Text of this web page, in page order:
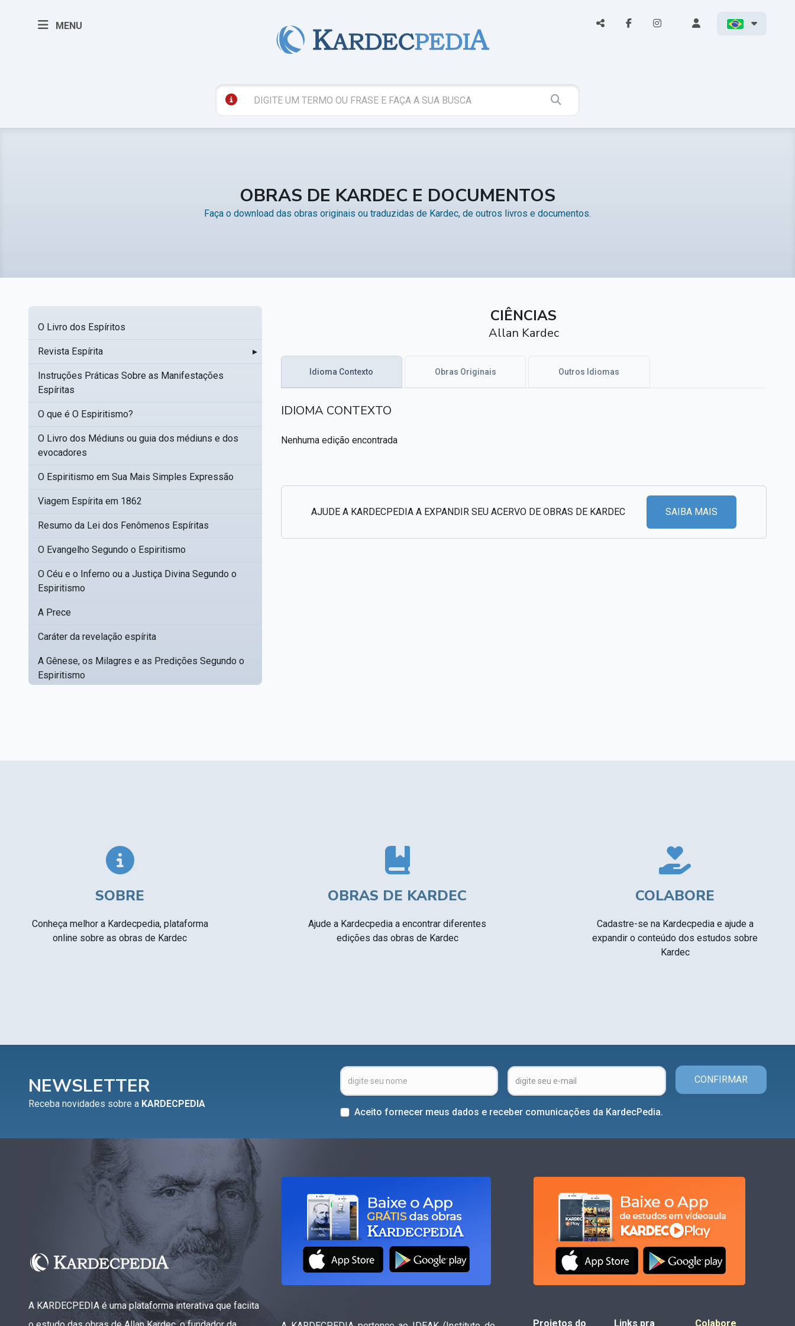
MENU
OBRAS DE KARDEC E DOCUMENTOS
Faça o download das obras originais ou traduzidas de Kardec, de outros livros e documentos.
O Livro dos Espíritos
Revista Espírita ▸
Instruções Práticas Sobre as Manifestações
Espíritas
O que é O Espiritismo?
O Livro dos Médiuns ou guia dos médiuns e dos
evocadores
O Espiritismo em Sua Mais Simples Expressão
Viagem Espírita em 1862
Resumo da Lei dos Fenômenos Espíritas
O Evangelho Segundo o Espiritismo
O Céu e o Inferno ou a Justiça Divina Segundo o
Espiritismo
A Prece
Caráter da revelação espírita
A Gênese, os Milagres e as Predições Segundo o
Espiritismo
CIÊNCIAS
Allan Kardec
Idioma Contexto Obras Originais Outros Idiomas
IDIOMA CONTEXTO
Nenhuma edição encontrada
AJUDE A KARDECPEDIA A EXPANDIR SEU ACERVO DE OBRAS DE KARDEC SAIBA MAIS
SOBRE
Conheça melhor a Kardecpedia, plataforma
online sobre as obras de Kardec
OBRAS DE KARDEC
Ajude a Kardecpedia a encontrar diferentes
edições das obras de Kardec
COLABORE
Cadastre-se na Kardecpedia e ajude a
expandir o conteúdo dos estudos sobre
Kardec
NEWSLETTER
Receba novidades sobre a KARDECPEDIA
CONFIRMAR
Aceito fornecer meus dados e receber comunicações da KardecPedia.
A KARDECPEDIA é uma plataforma interativa que faciita
Projetos do Links pra Colabore